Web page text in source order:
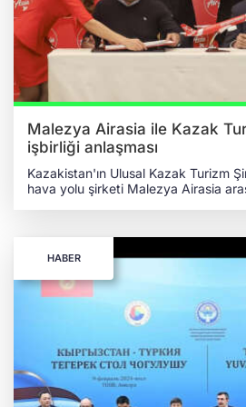
anlaştı.
Malezya Airasia ile Kazak
işbirliği anlaşması
Kazakistan'ın Ulusal Kazak Turizm
hava yolu şirketi Malezya Airasia
için 130 yeni sefer açacak. İKİ ŞİRKET ARASINDA ORTAK
servisinin 17 Mart 2024 tarihinde
Malezya'nın Başkenti Kuala
Başkenti Almatı'ya ilk uçuşun
AirAsia şirketi, ulusal şirket Kazak
birliği konusunda bir mutabakat
İmzalanan mutabakatta Kazakistan
turizmin teşvik edilmesi amacıyla
arasındaki ticari işbirliğinin
ÜLKE ARASINDAKİ STRATEJİK ORTAKLIK Öte
HABER